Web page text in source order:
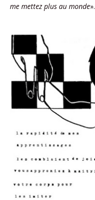
me mettez plus au monde».